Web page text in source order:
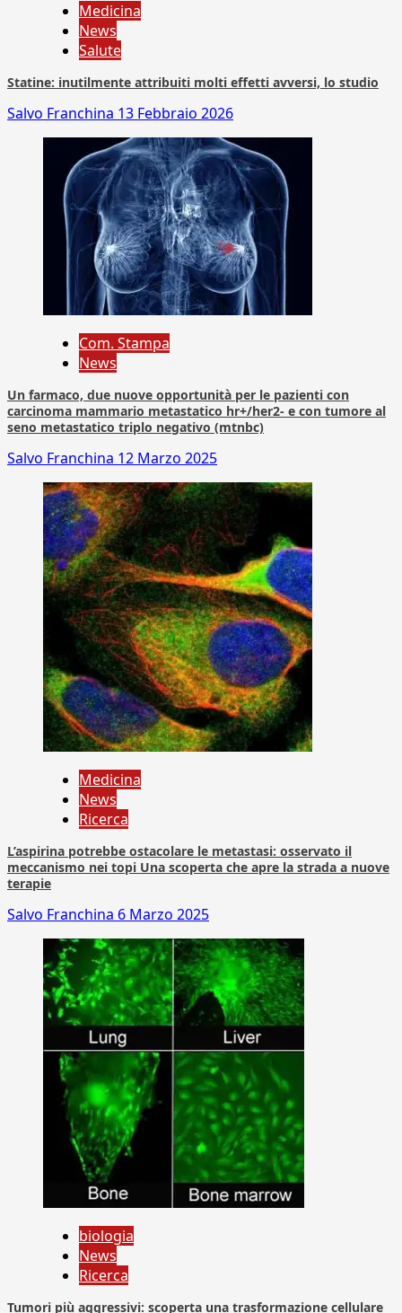
Medicina
News
Salute
Statine: inutilmente attribuiti molti effetti avversi, lo studio
Salvo Franchina 13 Febbraio 2026
Com. Stampa
News
Un farmaco, due nuove opportunità per le pazienti con
carcinoma mammario metastatico hr+/her2- e con tumore al
seno metastatico triplo negativo (mtnbc)
Salvo Franchina 12 Marzo 2025
Medicina
News
Ricerca
L’aspirina potrebbe ostacolare le metastasi: osservato il
meccanismo nei topi Una scoperta che apre la strada a nuove
terapie
Salvo Franchina 6 Marzo 2025
biologia
News
Ricerca
Tumori più aggressivi: scoperta una trasformazione cellulare